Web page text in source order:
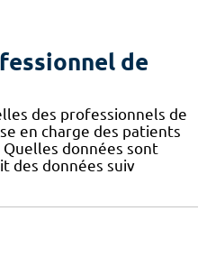
de
des professionnels de
en charge des patients
données sont
des données suiv